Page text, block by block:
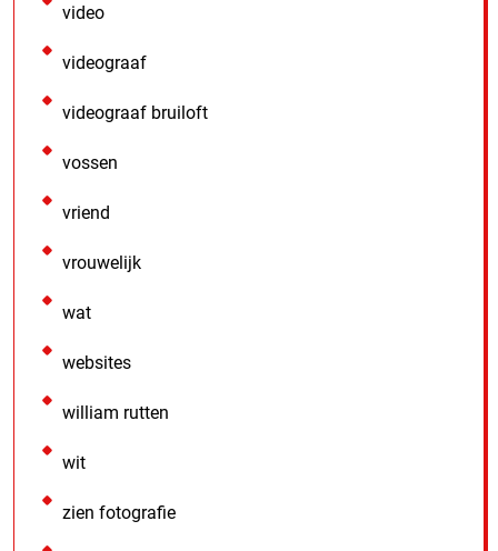
video
videograaf
videograaf bruiloft
vossen
vriend
vrouwelijk
wat
websites
william rutten
wit
zien fotografie